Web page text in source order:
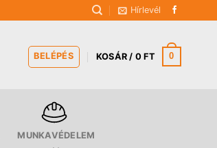
Hírlevél
BELÉPÉS KOSÁR / 0FT 0
MUNKAVÉDELEM